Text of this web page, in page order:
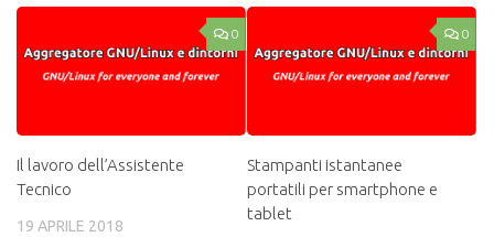
0
Il lavoro dell’Assistente
Tecnico
19 APRILE 2018
0
Stampanti istantanee
portatili per smartphone e
tablet